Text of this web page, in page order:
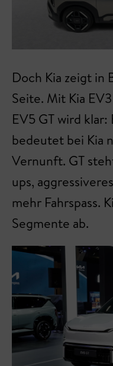
Doch Kia zeigt in
Seite. Mit Kia
EV5 GT wird
bedeutet bei Kia
Vernunft. GT
ups,
mehr Fahrspass.
Segmente ab.